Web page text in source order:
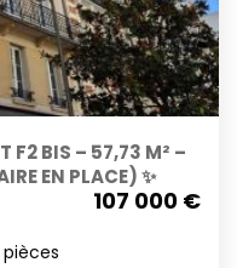
F2 BIS – 57,73 M² –
EN PLACE) ✨
107 000 €
pièces